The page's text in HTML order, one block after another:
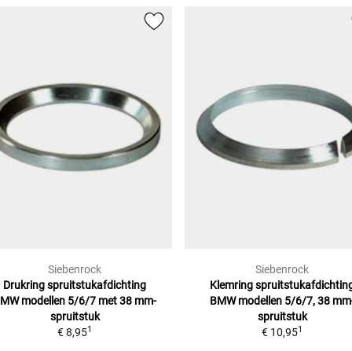
Siebenrock
Drukring spruitstukafdichting
modellen 5/6/7 met 38 mm-
spruitstuk
€ 8,951
Siebenrock
Klemring
BMW modellen 5/6/7, 38
spruitstuk
€ 10,951